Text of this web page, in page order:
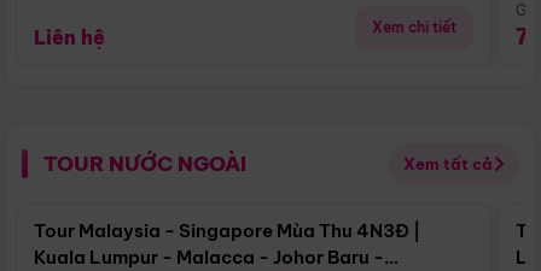
Liên hệ Xem chi tiết
TOUR NƯỚC NGOÀI Xem tất cả
Điểm nổi bật
Tour Malaysia - Singapore Mùa Thu 4N3Đ |
Kuala Lumpur - Malacca - Johor Baru -